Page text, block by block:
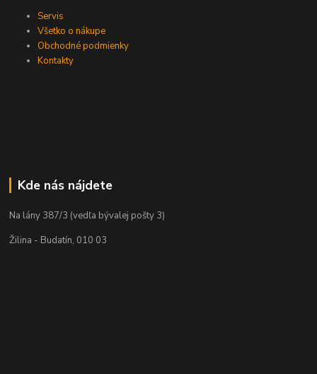
Servis
Všetko o nákupe
Obchodné podmienky
Kontakty
Kde nás nájdete
Na lány 387/3 (vedľa bývalej pošty 3)
Žilina - Budatín, 010 03